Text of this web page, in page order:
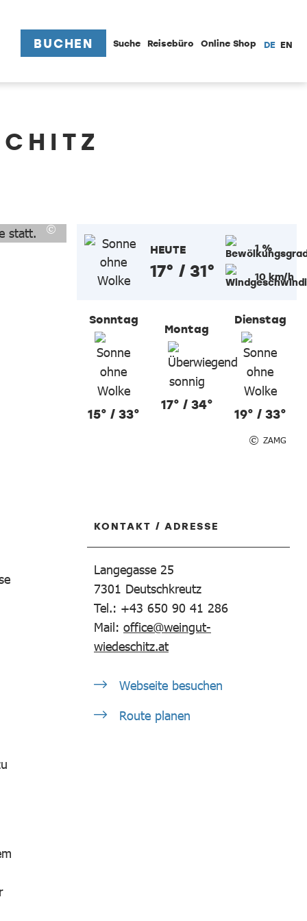
BUCHEN Suche Reisebüro Online Shop DE EN
HEUTE
17° / 31°
1 %
10 km/h
Sonntag
15° / 33°
Montag
17° / 34°
Dienstag
19° / 33°
ZAMG
KONTAKT / ADRESSE
Langegasse 25
7301 Deutschkreutz
Tel.: +43 650 90 41 286
Mail: office@weingut-
wiedeschitz.at
Webseite besuchen
Route planen